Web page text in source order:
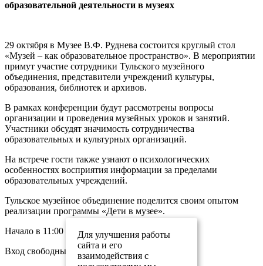
образовательной деятельности в музеях
29 октября в Музее В.Ф. Руднева состоится круглый стол
«Музей – как образовательное пространство». В мероприятии
примут участие сотрудники Тульского музейного
объединения, представители учреждений культуры,
образования, библиотек и архивов.
В рамках конференции будут рассмотрены вопросы
организации и проведения музейных уроков и занятий.
Участники обсудят значимость сотрудничества
образовательных и культурных организаций.
На встрече гости также узнают о психологических
особенностях восприятия информации за пределами
образовательных учреждений.
Тульское музейное объединение поделится своим опытом
реализации программы «Дети в музее».
Начало в 11:00
Вход свободный
Для улучшения работы
сайта и его
взаимодействия с